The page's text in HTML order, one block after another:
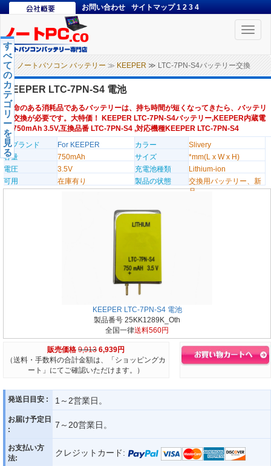
お問い合わせ サイトマップ 1 2 3 4
Toggle
ノートパソコン バッテリー ≫ KEEPER ≫ LTC-7PN-S4バッテリー交換
す
べ
て
の
カ
テ
ゴ
リ
ー
を
見
る
KEEPER LTC-7PN-S4 電池
寿命のある消耗品であるバッテリーは、持ち時間が短くなってきたら、バッテリ
ー交換が必要です。大特価！ KEEPER LTC-7PN-S4バッテリー,KEEPER内蔵電
池750mAh 3.5V,互換品番 LTC-7PN-S4 ,対応機種KEEPER LTC-7PN-S4
のブランド
For KEEPER カラー
Slivery
容量
750mAh サイズ
*mm(L x W x H)
電圧
3.5V 充電池種類
Lithium-ion
可用
在庫有り 製品の状態
交換用バッテリー、新
品
KEEPER LTC-7PN-S4 電池
製品番号 25KK1289K_Oth
全国一律送料560円
販売価格 9,913 6,939円
（送料・手数料の合計金額は、「ショッピングカ
ート」にてご確認いただけます。）
発送日目安 : 1～2営業日。
お届け予定日
:
7～20営業日。
お支払い方
法:
クレジットカード: